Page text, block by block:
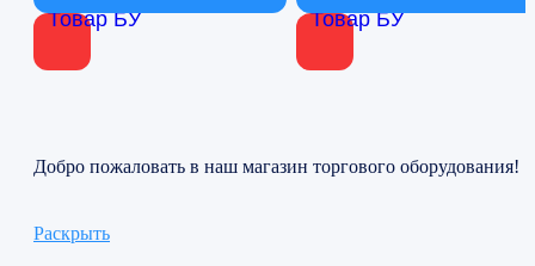
Товар БУ Товар БУ
Добро пожаловать в наш магазин торгового оборудования!
Раскрыть